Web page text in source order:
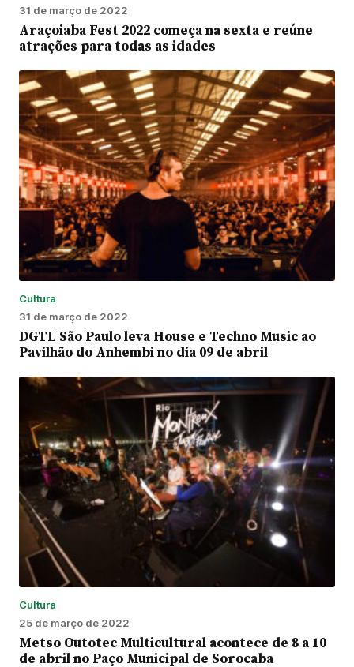
31 de março de 2022
Araçoiaba Fest 2022 começa na sexta e reúne
atrações para todas as idades
Cultura
31 de março de 2022
DGTL São Paulo leva House e Techno Music ao
Pavilhão do Anhembi no dia 09 de abril
Cultura
25 de março de 2022
Metso Outotec Multicultural acontece de 8 a 10
de abril no Paço Municipal de Sorocaba